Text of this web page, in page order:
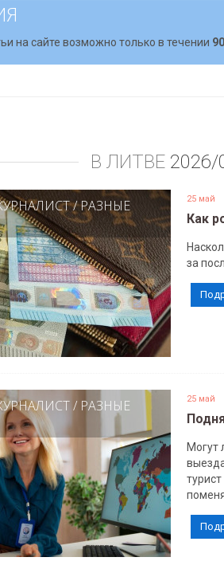
на сайте возможно только в течении 90
В ЛИТВЕ 2026/
/РАЗНЫЕ
25 май
Как
за
/ РАЗНЫЕ
25 май
Могут